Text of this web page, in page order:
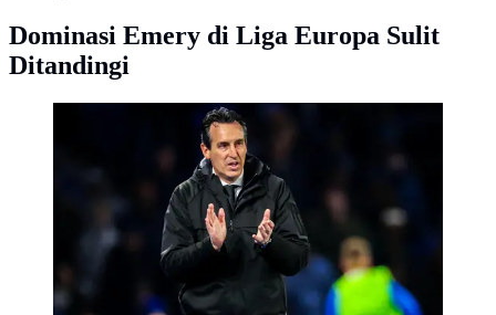
Dominasi Emery di Liga Europa Sulit
Ditandingi
Unai Emery, manajer Aston Villa. (Bola.com/X